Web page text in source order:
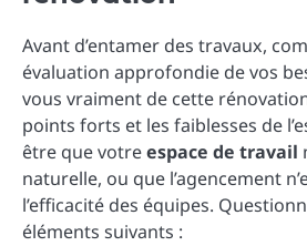
Avant d’entamer des travaux,
évaluation approfondie de vos
vous vraiment de cette
points forts et les faiblesses de
être que votreespace de travail
naturelle, ou que l’agencement
l’efficacité des équipes.
éléments suivants :